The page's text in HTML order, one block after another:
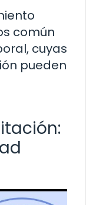
común
cuyas
pueden